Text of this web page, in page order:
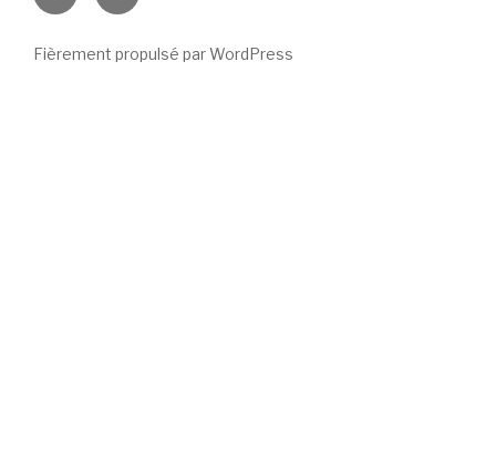
mail
Fièrement propulsé par WordPress